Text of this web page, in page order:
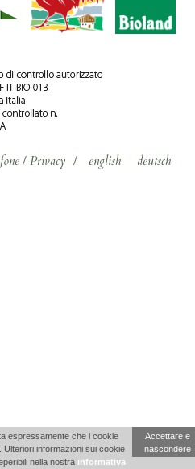
/ Privacy / english deutsch
espressamente che i cookie
informazioni sui cookie
nella nostra informativa
Accettare e
nascondere